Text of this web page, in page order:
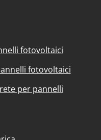
fotovoltaici
fotovoltaici
per pannelli